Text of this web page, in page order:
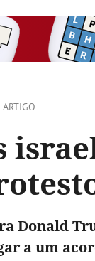
Donald
a um